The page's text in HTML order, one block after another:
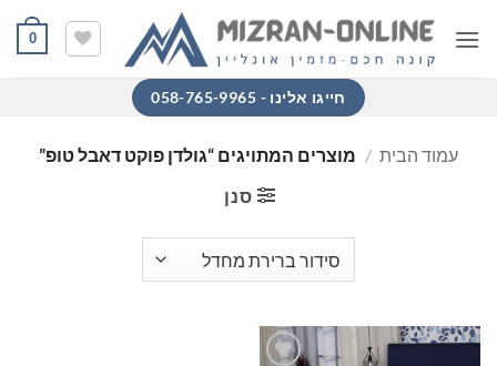
0
חייגו אלינו - 058-765-9965
עמוד הבית / מוצרים המתויגים “גולדן פוקט דאבל טופ”
סנן